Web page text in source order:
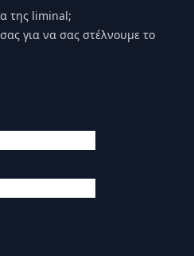
της liminal;
για να σας στέλνουμε το